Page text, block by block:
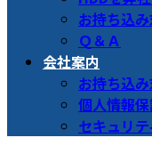
お持ち込
Ｑ＆Ａ
会社案内
お持ち込
個人情報
セキュリ